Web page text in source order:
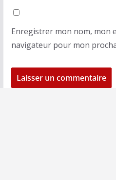
Enregistrer mon nom, mon
navigateur pour mon